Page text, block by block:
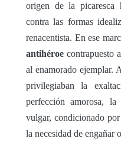
origen de la picaresca
contra las formas
renacentista. En ese
antihéroe contrapuesto
al enamorado ejemplar.
privilegiaban la
perfección amorosa,
vulgar, condicionado
la necesidad de engañar